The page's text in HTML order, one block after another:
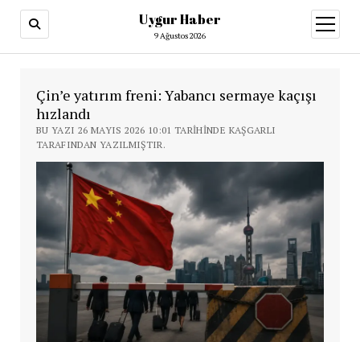
Uygur Haber
9 Ağustos 2026
aç
Çin’e yatırım freni: Yabancı sermaye kaçışı
hızlandı
BU YAZI 26 MAYIS 2026 10:01 TARIHINDE KAŞGARLI
TARAFINDAN YAZILMIŞTIR.